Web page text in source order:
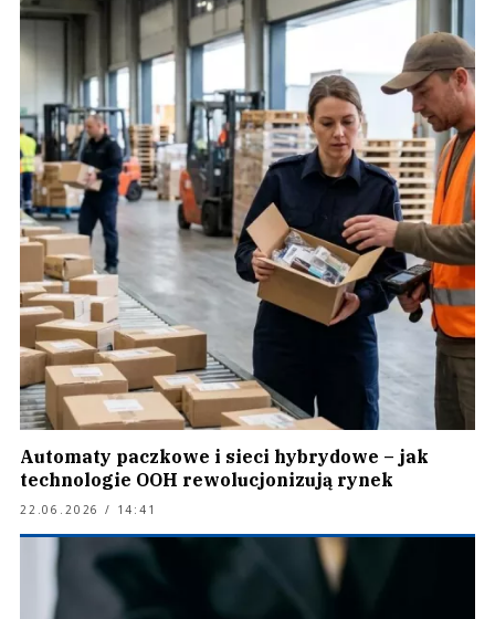
Automaty paczkowe i sieci hybrydowe – jak
technologie OOH rewolucjonizują rynek
22.06.2026 / 14:41